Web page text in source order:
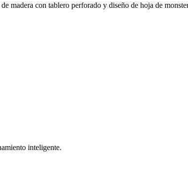
madera con tablero perforado y diseño de hoja de
inteligente.